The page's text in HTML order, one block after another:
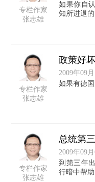
专栏作家
张志雄
如果你自
知所进退的
专栏作家
张志雄
政策好
2009年09
如果有德
专栏作家
张志雄
总统第
2009年09
到第三年
行暗中帮